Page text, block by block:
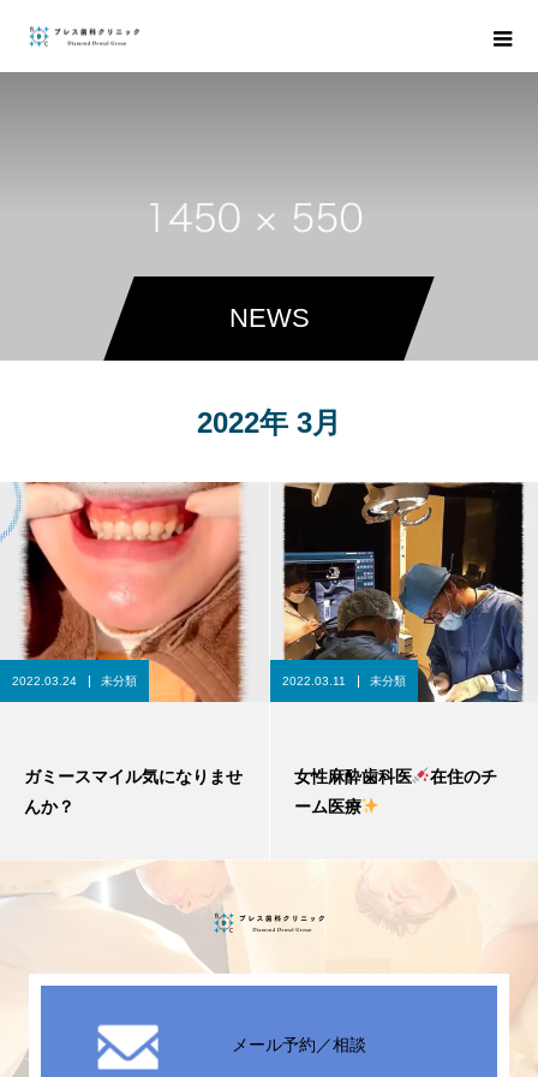
NEWS
2022年 3月
2022.03.24 未分類
ガミースマイル気になりませ
んか？
2022.03.11 未分類
女性麻酔歯科医
在住のチ
ーム医療
メール予約／相談